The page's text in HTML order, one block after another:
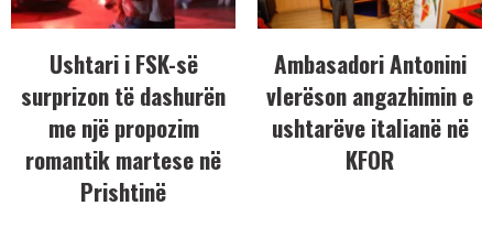
Ushtari i FSK-së
surprizon të dashurën
me një propozim
romantik martese në
Prishtinë
Ambasadori Antonini
vlerëson angazhimin e
ushtarëve italianë në
KFOR